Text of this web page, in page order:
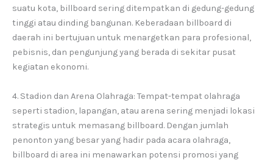
suatu kota, billboard sering ditempatkan di gedung-gedung
tinggi atau dinding bangunan. Keberadaan billboard di
daerah ini bertujuan untuk menargetkan para profesional,
pebisnis, dan pengunjung yang berada di sekitar pusat
kegiatan ekonomi.
4. Stadion dan Arena Olahraga: Tempat-tempat olahraga
seperti stadion, lapangan, atau arena sering menjadi lokasi
strategis untuk memasang billboard. Dengan jumlah
penonton yang besar yang hadir pada acara olahraga,
billboard di area ini menawarkan potensi promosi yang